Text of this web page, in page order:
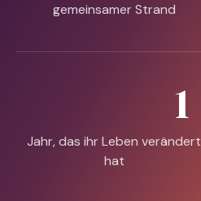
gemeinsamer Strand
1
Jahr, das ihr Leben verändert
hat